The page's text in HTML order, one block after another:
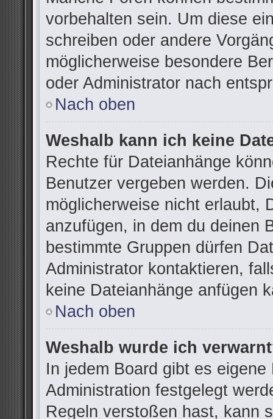
vorbehalten sein. Um diese
schreiben oder andere
möglicherweise besondere
oder Administrator nach
Nach oben
Weshalb kann ich keine
Rechte für Dateianhänge
Benutzer vergeben werden.
möglicherweise nicht erlaubt,
anzufügen, in dem du deinen
bestimmte Gruppen dürfen
Administrator kontaktieren,
keine Dateianhänge anfügen
Nach oben
Weshalb wurde ich
In jedem Board gibt es
Administration festgelegt
Regeln verstoßen hast, kann